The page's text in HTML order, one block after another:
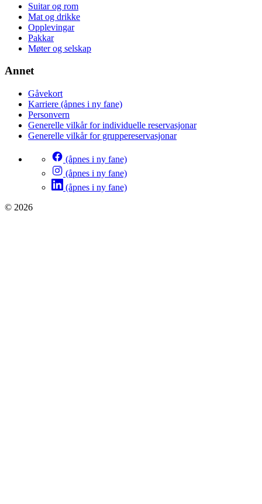
Suitar og rom
Mat og drikke
Opplevingar
Pakkar
Møter og selskap
Annet
Gåvekort
Karriere (åpnes i ny fane)
Personvern
Generelle vilkår for individuelle reservasjonar
Generelle vilkår for gruppereservasjonar
(åpnes i ny fane)
(åpnes i ny fane)
(åpnes i ny fane)
© 2026